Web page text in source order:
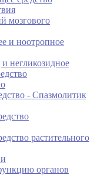
мозгового
и ноотропное
негликозидное
- Спазмолитик
растительного
органов